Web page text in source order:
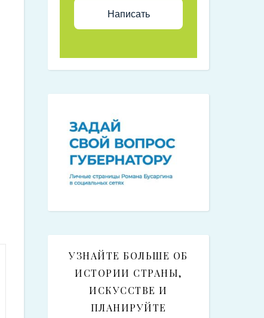
Написать
УЗНАЙТЕ БОЛЬШЕ ОБ
ИСТОРИИ СТРАНЫ,
ИСКУССТВЕ И
ПЛАНИРУЙТЕ